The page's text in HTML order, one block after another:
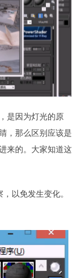
是因为灯光的原
，那么区别应该是
来的。大家知道这
以免发生变化。